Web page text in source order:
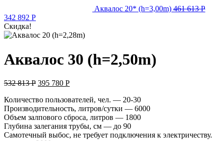
Аквалос 20* (h=3,00m) 461 613Р
342 892 Р
Скидка!
Аквалос 30 (h=2,50m)
532 813Р 395 780 Р
Количество пользователей, чел. — 20-30
Производительность, литров/сутки — 6000
Объем залпового сброса, литров — 1800
Глубина залегания трубы, см — до 90
Самотечный выбос, не требует подключения к электричеству.